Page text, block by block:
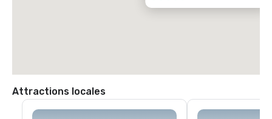
Attractions locales